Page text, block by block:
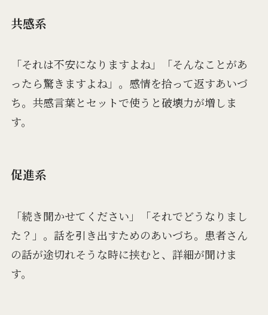
共感系
「それは不安になりますよね」「そんなことがあ
ったら驚きますよね」。感情を拾って返すあいづ
ち。共感言葉とセットで使うと破壊力が増しま
す。
促進系
「続き聞かせてください」「それでどうなりまし
た？」。話を引き出すためのあいづち。患者さん
の話が途切れそうな時に挟むと、詳細が聞けま
す。